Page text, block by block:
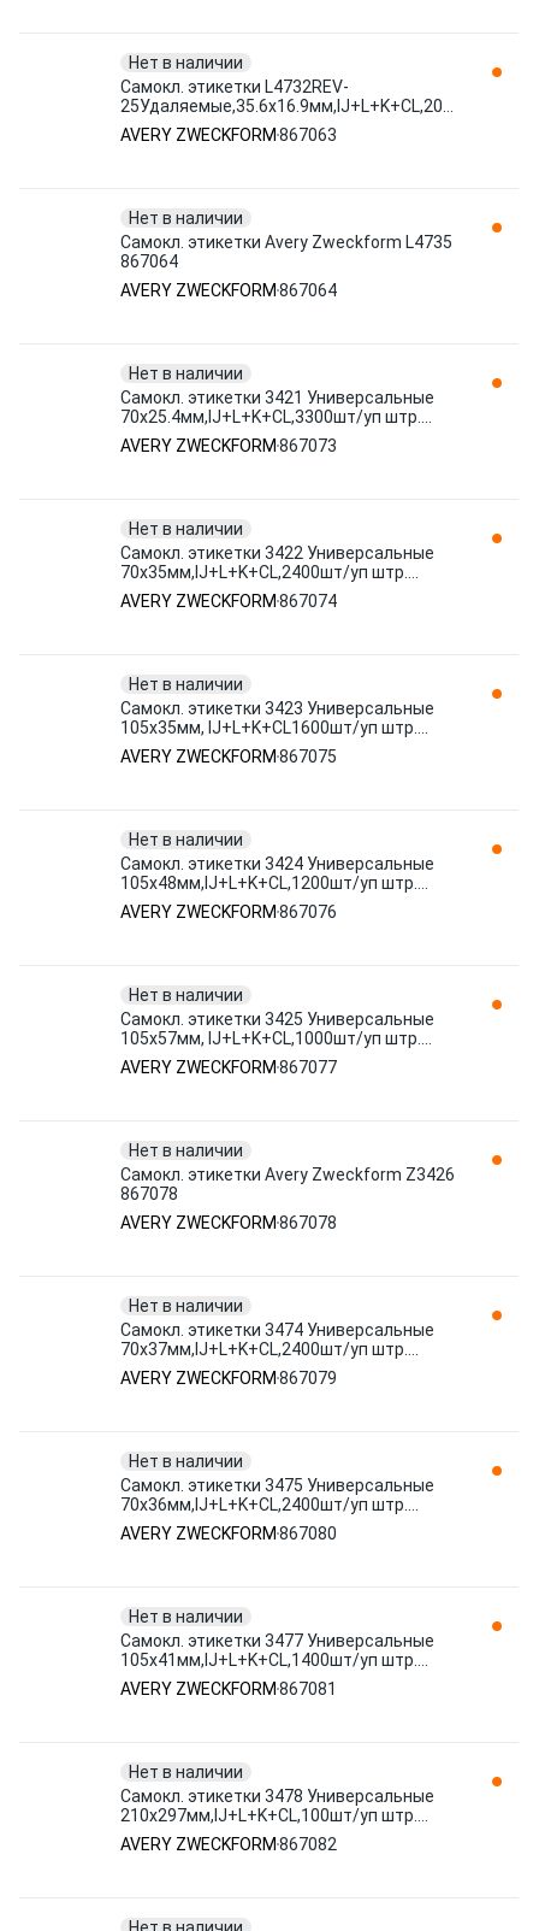
Нет в наличии
Самокл. этикетки L4732REV-
25Удаляемые,35.6х16.9мм,IJ+L+K+CL,2000шт/
уп штр. 4004182047323 867063 AVERY
ZWECKFORM
AVERY ZWECKFORM 867063
Нет в наличии
Самокл. этикетки Avery Zweckform L4735
867064
AVERY ZWECKFORM 867064
Нет в наличии
Самокл. этикетки 3421 Универсальные
70х25.4мм,IJ+L+K+CL,3300шт/уп штр.
4004182034217 867073 AVERY
ZWECKFORM
AVERY ZWECKFORM 867073
Нет в наличии
Самокл. этикетки 3422 Универсальные
70х35мм,IJ+L+K+CL,2400шт/уп штр.
4004182034224 867074 AVERY
ZWECKFORM
AVERY ZWECKFORM 867074
Нет в наличии
Самокл. этикетки 3423 Универсальные
105х35мм, IJ+L+K+CL1600шт/уп штр.
4004182034231 867075 AVERY
ZWECKFORM
AVERY ZWECKFORM 867075
Нет в наличии
Самокл. этикетки 3424 Универсальные
105х48мм,IJ+L+K+CL,1200шт/уп штр.
4004182034248 867076 AVERY
ZWECKFORM
AVERY ZWECKFORM 867076
Нет в наличии
Самокл. этикетки 3425 Универсальные
105х57мм, IJ+L+K+CL,1000шт/уп штр.
4004182034255 867077 AVERY
ZWECKFORM
AVERY ZWECKFORM 867077
Нет в наличии
Самокл. этикетки Avery Zweckform Z3426
867078
AVERY ZWECKFORM 867078
Нет в наличии
Самокл. этикетки 3474 Универсальные
70х37мм,IJ+L+K+CL,2400шт/уп штр.
4004182034743 867079 AVERY
ZWECKFORM
AVERY ZWECKFORM 867079
Нет в наличии
Самокл. этикетки 3475 Универсальные
70х36мм,IJ+L+K+CL,2400шт/уп штр.
4004182034750 867080 AVERY
ZWECKFORM
AVERY ZWECKFORM 867080
Нет в наличии
Самокл. этикетки 3477 Универсальные
105х41мм,IJ+L+K+CL,1400шт/уп штр.
4004182034774 867081 AVERY
ZWECKFORM
AVERY ZWECKFORM 867081
Нет в наличии
Самокл. этикетки 3478 Универсальные
210х297мм,IJ+L+K+CL,100шт/уп штр.
4004182034781 867082 AVERY
ZWECKFORM
AVERY ZWECKFORM 867082